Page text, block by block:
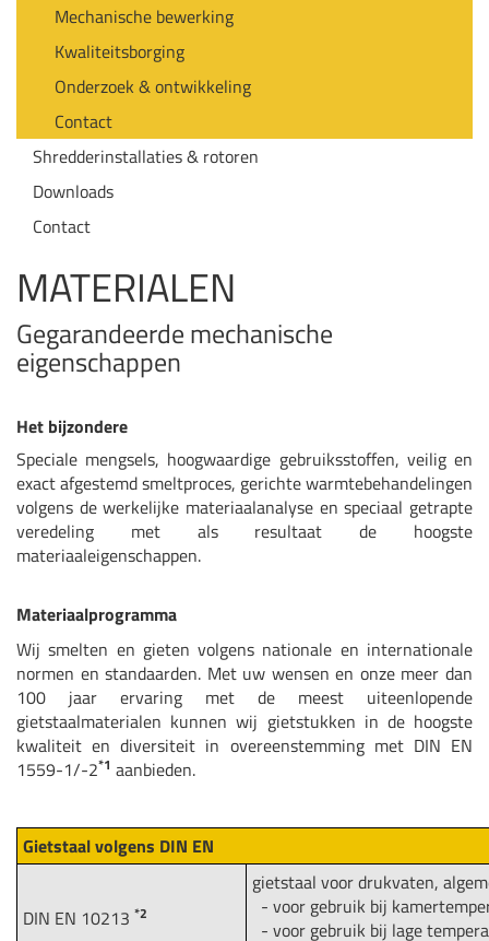
Mechanische bewerking
Kwaliteitsborging
Onderzoek & ontwikkeling
Contact
Shredderinstallaties & rotoren
Downloads
Contact
MATERIALEN
Gegarandeerde mechanische
eigenschappen
Het bijzondere
Speciale mengsels, hoogwaardige gebruiksstoffen, veilig en
exact afgestemd smeltproces, gerichte warmtebehandelingen
volgens de werkelijke materiaalanalyse en speciaal getrapte
veredeling met als resultaat de hoogste
materiaaleigenschappen.
Materiaalprogramma
Wij smelten en gieten volgens nationale en internationale
normen en standaarden. Met uw wensen en onze meer dan
100 jaar ervaring met de meest uiteenlopende
gietstaalmaterialen kunnen wij gietstukken in de hoogste
kwaliteit en diversiteit in overeenstemming met DIN EN
1559-1/-2*1 aanbieden.
Gietstaal volgens DIN EN
DIN EN 10213 *2
gietstaal voor drukvaten,
- voor gebruik bij
- voor gebruik bij lage